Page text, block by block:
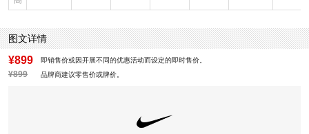
图文详情
¥899 即销售价或因开展不同的优惠活动而设定的即时售价。
¥899 品牌商建议零售价或牌价。